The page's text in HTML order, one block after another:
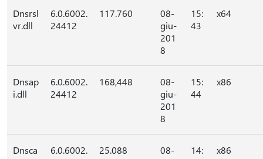
Dnsrsl
vr.dll
6.0.6002.
24412
117.760
08-
giu-
201
8
15:
43
x64
Dnsap
i.dll
6.0.6002.
24412
168,448
08-
giu-
201
8
15:
44
x86
Dnsca
6.0.6002.
25.088
08-
14:
x86